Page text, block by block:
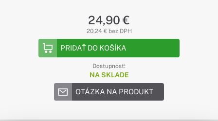
24,90 €
20,24 € bez DPH
PRIDAŤ DO KOŠÍKA
Dostupnosť:
NA SKLADE
OTÁZKA NA PRODUKT